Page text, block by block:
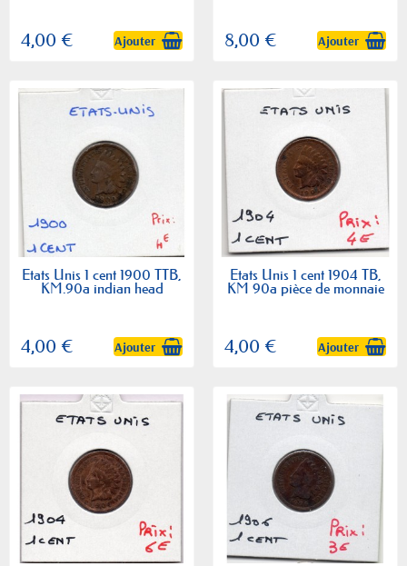
4,00 € Ajouter 8,00 € Ajouter
Etats Unis 1 cent 1900 TTB,
KM.90a indian head
4,00 € Ajouter
Etats Unis 1 cent 1904 TB,
KM 90a pièce de monnaie
4,00 € Ajouter